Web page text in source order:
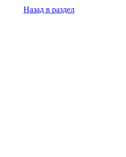
Назад в раздел